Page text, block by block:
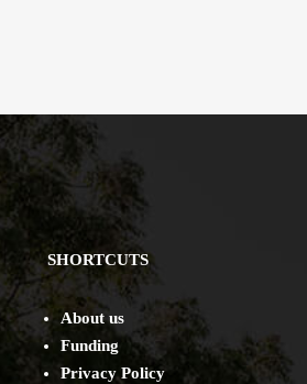
SHORTCUTS
About us
Funding
Privacy Policy